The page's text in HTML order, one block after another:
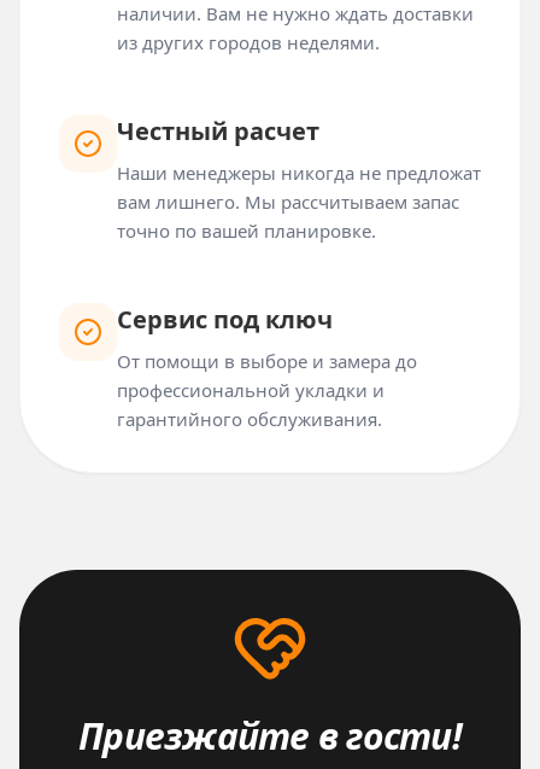
наличии. Вам не нужно ждать доставки
из других городов неделями.
Честный расчет
Наши менеджеры никогда не предложат
вам лишнего. Мы рассчитываем запас
точно по вашей планировке.
Сервис под ключ
От помощи в выборе и замера до
профессиональной укладки и
гарантийного обслуживания.
Приезжайте в гости!